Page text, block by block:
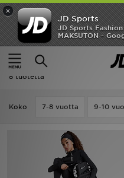
×
JD Sports
JD Sports Fashion
MAKSUTON -
Etusivu
Lapset
Lapset - Leggingsit
8 tuotetta
Koko 7-8 vuotta 9-10
Etusivu
Ale
Uutuudet